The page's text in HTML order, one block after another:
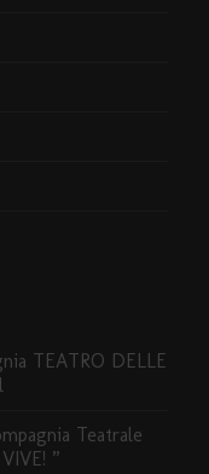
TEATRO DELLE
Teatrale
”